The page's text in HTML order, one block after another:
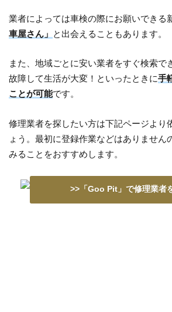
業者によっては車検の際にお願いできる
車屋さん」 と出会えることもあります。
また、地域ごとに安い業者をすぐ検索で
故障して生活が大変！といったときに手
ことが可能です。
修理業者を探したい方は下記ページより
ょう。最初に登録作業などはありません
みることをおすすめします。
>>「Goo Pit」で修理業者